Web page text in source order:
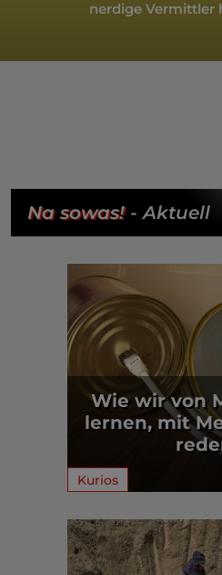
nerdige Vermittler
Na sowas!- Aktuell
Wie wir von
lernen, mit
Kurios